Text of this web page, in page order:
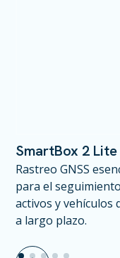
SmartBox 2 Lite
Rastreo GNSS
para el
activos y vehículos
a largo plazo.